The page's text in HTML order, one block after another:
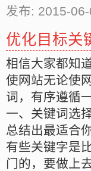
发布: 2015-
优化目标关
相信大家都知
使网站无论使
词，有序遵循
一、关键词选
总结出最适合
有些关键字是
门的，要做上